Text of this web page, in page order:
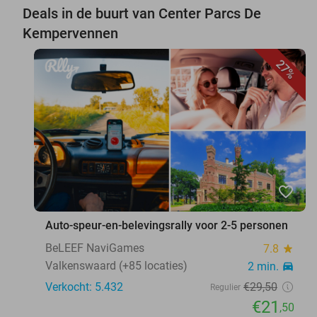
Deals in de buurt van Center Parcs De
Kempervennen
27%
favorite_border
Auto-speur-en-belevingsrally voor 2-5 personen
BeLEEF NaviGames
7.8 star
Valkenswaard (+85 locaties) 2 min. directions_car
Verkocht: 5.432 Regulier €29,50
€21 ,50